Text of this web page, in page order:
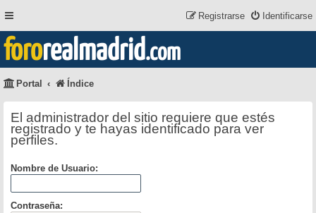
Identificarse
Registrarse
fororealmadrid.com
Portal Índice
El administrador del sitio requiere que estés
registrado y te hayas identificado para ver
perfiles.
Nombre de Usuario:
Contraseña: